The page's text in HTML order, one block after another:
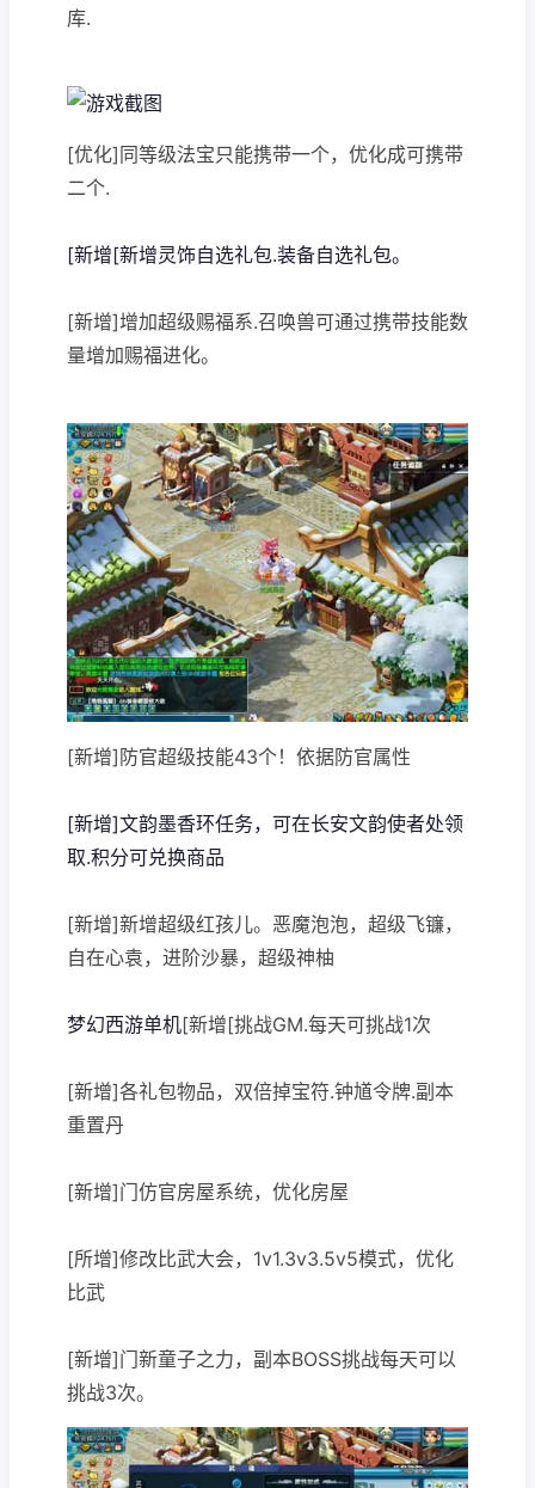
库.
[优化]同等级法宝只能携带一个，优化成可携带
二个.
[新增[新增灵饰自选礼包.装备自选礼包。
[新增]增加超级赐福系.召唤兽可通过携带技能数
量增加赐福进化。
[新增]防官超级技能43个！依据防官属性
[新增]文韵墨香环任务，可在长安文韵使者处领
取.积分可兑换商品
[新增]新增超级红孩儿。恶魔泡泡，超级飞镰，
自在心袁，进阶沙暴，超级神柚
梦幻西游单机[新增[挑战GM.每天可挑战1次
[新增]各礼包物品，双倍掉宝符.钟馗令牌.副本
重置丹
[新增]门仿官房屋系统，优化房屋
[所增]修改比武大会，1v1.3v3.5v5模式，优化
比武
[新增]门新童子之力，副本BOSS挑战每天可以
挑战3次。